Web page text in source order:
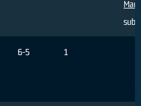
6-5 1